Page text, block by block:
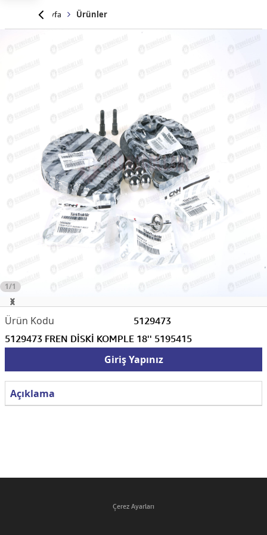
Anasayfa Ürünler
1/1
5129473
5129473 FREN DİSKİ KOMPLE 18'' 5195415
Giriş Yapınız
Açıklama
Çerez Ayarları